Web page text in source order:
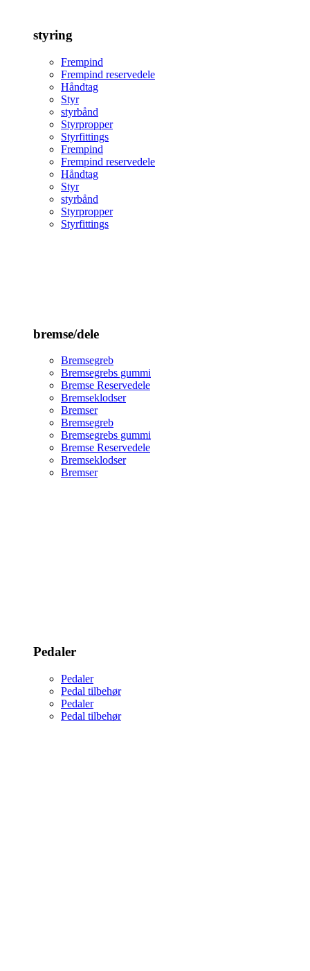
styring
Frempind
Frempind reservedele
Håndtag
Styr
styrbånd
Styrpropper
Styrfittings
Frempind
Frempind reservedele
Håndtag
Styr
styrbånd
Styrpropper
Styrfittings
bremse/dele
Bremsegreb
Bremsegrebs gummi
Bremse Reservedele
Bremseklodser
Bremser
Bremsegreb
Bremsegrebs gummi
Bremse Reservedele
Bremseklodser
Bremser
Pedaler
Pedaler
Pedal tilbehør
Pedaler
Pedal tilbehør